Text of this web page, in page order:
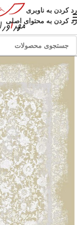
رد کردن به ناوبری
رد کردن به محتوای اصلی